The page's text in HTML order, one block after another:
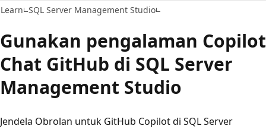
Learn SQL Server Management Studio
Gunakan pengalaman Copilot
Chat GitHub di SQL Server
Management Studio
Jendela Obrolan untuk GitHub Copilot di SQL Server